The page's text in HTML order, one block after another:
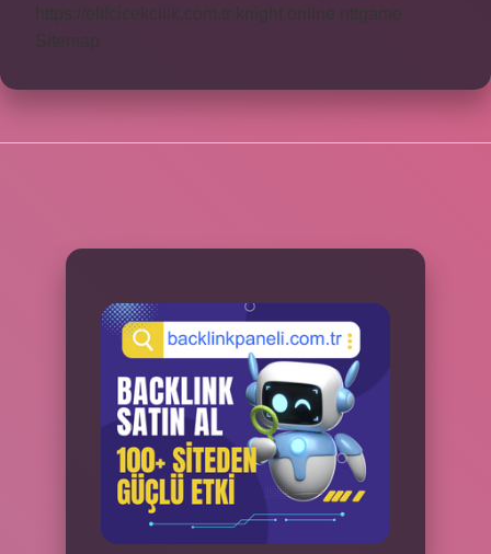
https://elifcicekcilik.com.tr
knight online
nttgame